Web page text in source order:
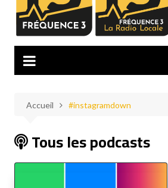
Accueil #instagramdown
Tous les podcasts